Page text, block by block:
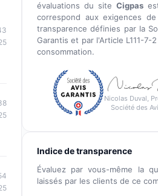
évaluations du site Cigpas
correspond aux exigences
transparence définies par la
Garantis et par l'Article L111-7-
consommation.
Nicolas Duval,
Société des
Indice de transparence
Évaluez par vous-même la
laissés par les clients de ce